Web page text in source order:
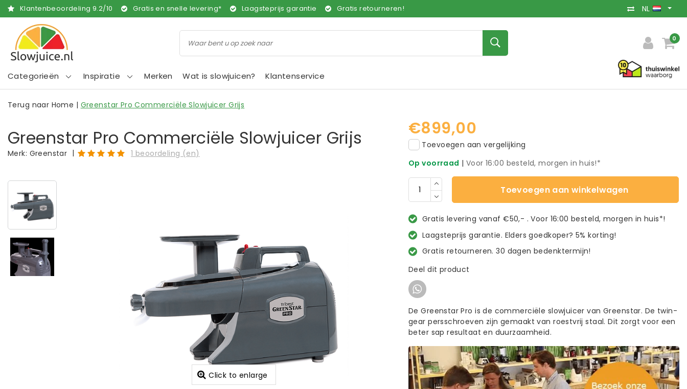
Klantenbeoordeling 9.2/10 Gratis en snelle levering* Laagsteprijs garantie Gratis retourneren! NL
0
Categorieën Inspiratie Merken Wat is slowjuicen? Klantenservice
Terug naar Home | Greenstar Pro Commerciële Slowjuicer Grijs
Greenstar Pro Commerciële Slowjuicer Grijs
Merk: Greenstar | 1 beoordeling (en)
Click to enlarge
€899,00
Toevoegen aan vergelijking
Op voorraad | Voor 16:00 besteld, morgen in huis!*
Toevoegen aan winkelwagen
Gratis levering vanaf €50,- . Voor 16:00 besteld, morgen in huis*!
Laagsteprijs garantie. Elders goedkoper? 5% korting!
Gratis retourneren. 30 dagen bedenktermijn!
Deel dit product
De Greenstar Pro is de commerciële slowjuicer van Greenstar. De twin-
gear persschroeven zijn gemaakt van roestvrij staal. Dit zorgt voor een
beter sap resultaat en duurzaamheid.